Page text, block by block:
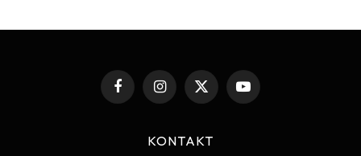
FacebookInstagram
X
(Twitter)
YouTube
KONTAKT